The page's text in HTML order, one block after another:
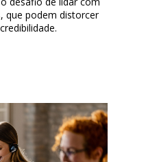
que podem distorcer